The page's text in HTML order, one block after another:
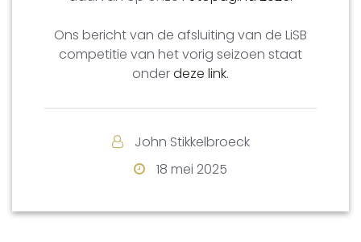
Ons bericht van de afsluiting van de LiSB
competitie van het vorig seizoen staat
onderdeze link.
John Stikkelbroeck
18 mei 2025